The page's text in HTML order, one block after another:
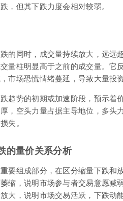
，但其下跌力度会相对较弱。
的同时，成交量持续放大，远
量柱明显高于之前的成交量。
市场恐慌情绪蔓延，导致大量投
趋势的初期或加速阶段，预示着
，空头力量占据主导地位，多头
失。
的量价关系分析
要组成部分，在区分缩量下跌
缩，说明市场参与者交易意愿
大，说明市场交易活跃，下跌动